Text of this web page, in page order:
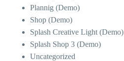
Plannig (Demo)
Shop (Demo)
Splash Creative Light (Demo)
Splash Shop 3 (Demo)
Uncategorized